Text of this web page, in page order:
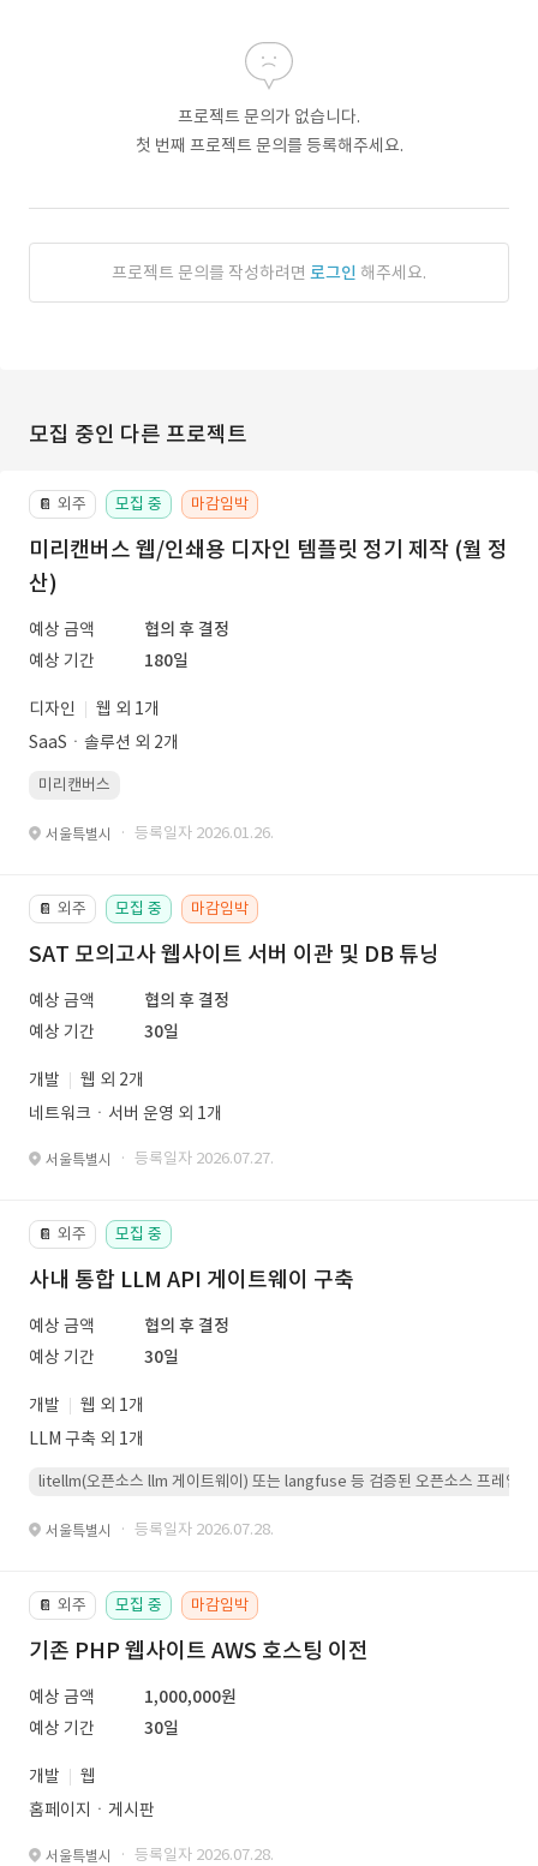
프로젝트 문의가 없습니다.
첫 번째 프로젝트 문의를 등록해주세요.
프로젝트 문의를 작성하려면 로그인 해주세요.
모집 중인 다른 프로젝트
📔 외주 모집 중 마감임박
미리캔버스 웹/인쇄용 디자인 템플릿 정기 제작 (월 정
산)
예상 금액
협의 후 결정
예상 기간
180일
디자인
웹 외 1개
SaaSㆍ솔루션 외 2개
미리캔버스
서울특별시 · 등록일자 2026.01.26.
📔 외주 모집 중 마감임박
SAT 모의고사 웹사이트 서버 이관 및 DB 튜닝
예상 금액
협의 후 결정
예상 기간
30일
개발
웹 외 2개
네트워크ㆍ서버 운영 외 1개
서울특별시 · 등록일자 2026.07.27.
📔 외주 모집 중
사내 통합 LLM API 게이트웨이 구축
예상 금액
협의 후 결정
예상 기간
30일
개발
웹 외 1개
LLM 구축 외 1개
litellm(오픈소스 llm 게이트웨이) 또는 langfuse 등 검증된 오픈소스 프레임워
서울특별시 · 등록일자 2026.07.28.
📔 외주 모집 중 마감임박
기존 PHP 웹사이트 AWS 호스팅 이전
예상 금액
1,000,000원
예상 기간
30일
개발
웹
홈페이지ㆍ게시판
서울특별시 · 등록일자 2026.07.28.